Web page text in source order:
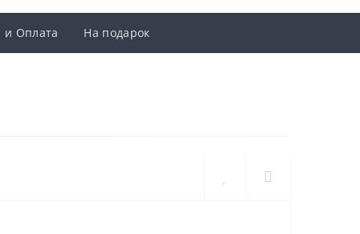
и Оплата На подарок